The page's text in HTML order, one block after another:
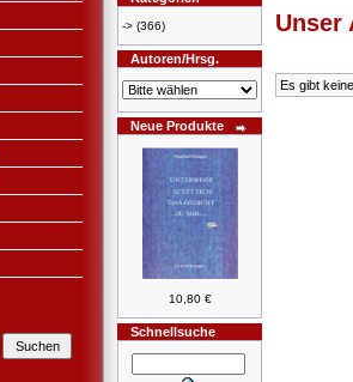
-> (366)
Autoren/Hrsg.
Neue Produkte
10,80 €
Schnellsuche
Unser
Es gibt